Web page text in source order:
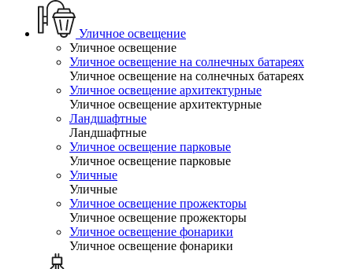
Уличное освещение
Уличное освещение
Уличное освещение на солнечных батареях
Уличное освещение на солнечных батареях
Уличное освещение архитектурные
Уличное освещение архитектурные
Ландшафтные
Ландшафтные
Уличное освещение парковые
Уличное освещение парковые
Уличные
Уличные
Уличное освещение прожекторы
Уличное освещение прожекторы
Уличное освещение фонарики
Уличное освещение фонарики